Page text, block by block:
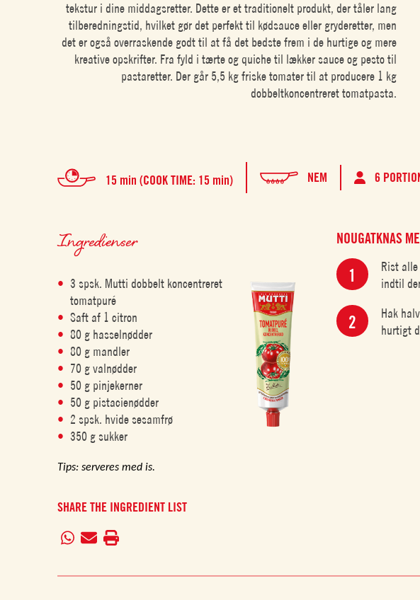
tekstur i dine middagsretter. Dette er et traditionelt produkt, der tåler lang
tilberedningstid, hvilket gør det perfekt til kødsauce eller gryderetter, men
det er også overraskende godt til at få det bedste frem i de hurtige og mere
kreative opskrifter. Fra fyld i tærte og quiche til lækker sauce og pesto til
pastaretter. Der går 5,5 kg friske tomater til at producere 1 kg
dobbeltkoncentreret tomatpasta.
15 min (COOK TIME: 15 min) NEM 6
Ingredienser
3 spsk. Mutti dobbelt koncentreret
tomatpuré
Saft af 1 citron
80 g hasselnødder
80 g mandler
70 g valnødder
50 g pinjekerner
50 g pistacienødder
2 spsk. hvide sesamfrø
350 g sukker
Tips: serveres med is.
SHARE THE INGREDIENT LIST
NOUGATKNAS
Rist
indtil
Hak
hurtigt